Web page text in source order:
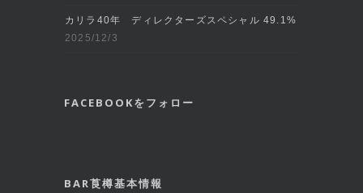
カリラ40年 ディレクターズスペシャル 49.1%
2025/12/3
FACEBOOKをフォロー
BAR莨樽基本情報